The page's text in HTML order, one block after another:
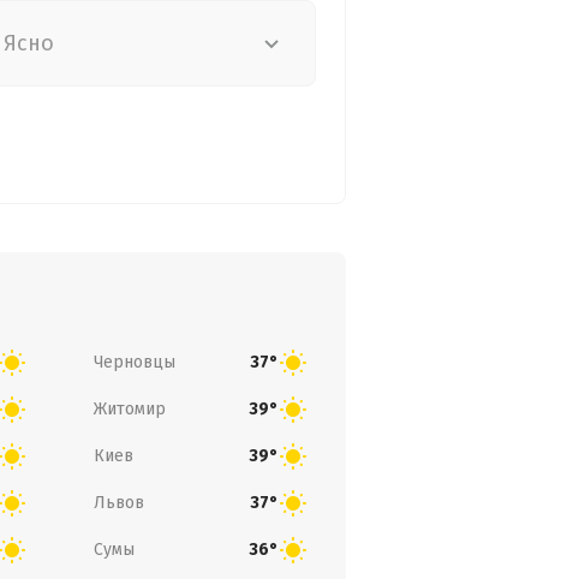
Ясно
Черновцы 37°
Житомир 39°
Киев 39°
Львов 37°
Сумы 36°